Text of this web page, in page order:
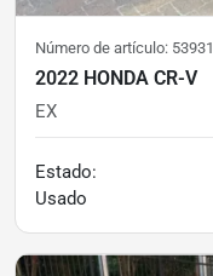
Número de artículo: 53931
2022 HONDA CR-V
EX
Estado:
Usado